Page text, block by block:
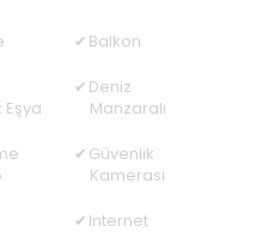
Balkon
Eşya
Deniz
Manzaralı
Güvenlik
Kamerası
Internet